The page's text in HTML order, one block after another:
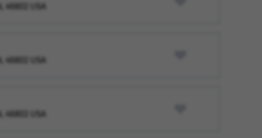
46802 USA
46802 USA
46802 USA